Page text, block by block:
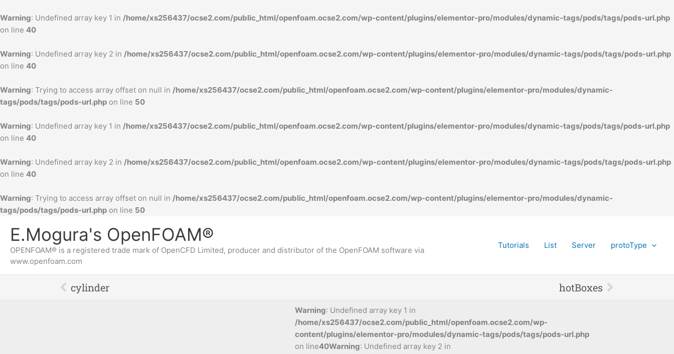
Warning: Undefined array key 1 in /home/xs256437/ocse2.com/public_html/openfoam.ocse2.com/wp-content/plugins/elementor-pro/modules/dynamic-tags/pods/tags/pods-url.php
on line 40
Warning: Undefined array key 2 in /home/xs256437/ocse2.com/public_html/openfoam.ocse2.com/wp-content/plugins/elementor-pro/modules/dynamic-tags/pods/tags/pods-url.php
on line 40
Warning: Trying to access array offset on null in /home/xs256437/ocse2.com/public_html/openfoam.ocse2.com/wp-content/plugins/elementor-pro/modules/dynamic-
tags/pods/tags/pods-url.php on line 50
Warning: Undefined array key 1 in /home/xs256437/ocse2.com/public_html/openfoam.ocse2.com/wp-content/plugins/elementor-pro/modules/dynamic-tags/pods/tags/pods-url.php
on line 40
Warning: Undefined array key 2 in /home/xs256437/ocse2.com/public_html/openfoam.ocse2.com/wp-content/plugins/elementor-pro/modules/dynamic-tags/pods/tags/pods-url.php
on line 40
Warning: Trying to access array offset on null in /home/xs256437/ocse2.com/public_html/openfoam.ocse2.com/wp-content/plugins/elementor-pro/modules/dynamic-
tags/pods/tags/pods-url.php on line 50
容
を
キ
ッ
E.Mogura's OpenFOAM®
OPENFOAM® is a registered trade mark of OpenCFD Limited, producer and distributor of the OpenFOAM software via
www.openfoam.com
Tutorials List Server protoType
Prev
cylinder hotBoxes Next
Warning: Undefined array key 1 in
/home/xs256437/ocse2.com/public_html/openfoam.ocse2.com/wp-
content/plugins/elementor-pro/modules/dynamic-tags/pods/tags/pods-url.php
on line40Warning: Undefined array key 2 in